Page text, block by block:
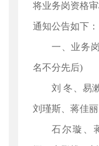
将业务岗资格
通知公告如下：
一、业务
名不分先后)
刘 冬、易
刘瑾斯、蒋佳
石尔璇、